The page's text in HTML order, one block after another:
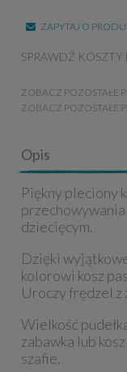
ZAPYTAJ O
SPRAWDŹ KOSZTY
ZOBACZ POZOSTAŁE
ZOBACZ POZOSTAŁE
Opis
Piękny pleciony
dziecięcym.
Dzięki
kolorowi kosz
Uroczy frędzel z
Wielkość
zabawka lub
szafie.